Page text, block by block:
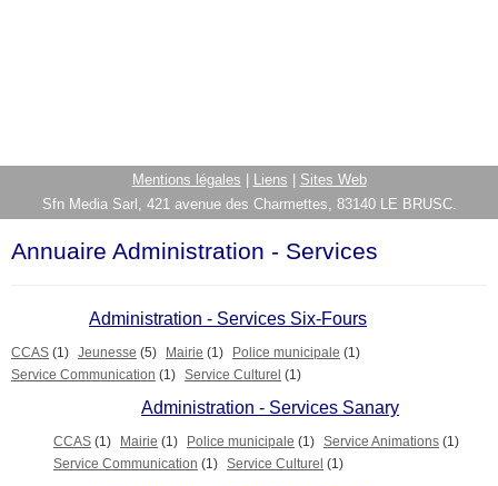
Mentions légales Liens
Sites Web
Sfn Media Sarl, 421 avenue des Charmettes, 83140 LE BRUSC.
Annuaire Administration - Services
Administration - Services Six-Fours
CCAS (1) Jeunesse (5) Mairie (1) Police municipale (1)
Service Communication (1) Service Culturel (1)
Administration - Services Sanary
CCAS (1) Mairie (1) Police municipale (1) Service Animations (1)
Service Communication (1) Service Culturel (1)